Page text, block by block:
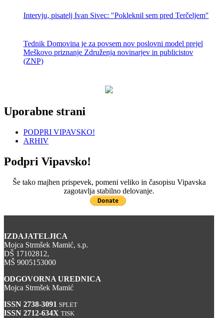
Intervju, pisatelj Ivan Sivec: "Pokleknil sem pred Terčeljem"
Tednik Domovina je za povsem nov poslovni model prejel
Meškovo priznanje Združenja novinarjev in publicistov
(ZNP)
Uporabne strani
PODPRI VIPAVSKO!
ARHIV
Podpri Vipavsko!
Še tako majhen prispevek, pomeni veliko in časopisu Vipavska
zagotavlja stabilno delovanje.
IZDAJATELJICA
Mojca Strmšek Mamić, s.p.
DŠ 17102812,
MŠ 9005153000
ODGOVORNA UREDNICA
Mojca Strmšek Mamić
ISSN 2738-3091 SPLET
ISSN 2712-634X TISK